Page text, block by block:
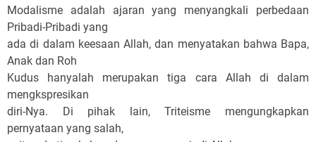
Modalisme adalah ajaran yang menyangkali perbedaan
Pribadi-Pribadi yang
ada di dalam keesaan Allah, dan menyatakan bahwa Bapa,
Anak dan Roh
Kudus hanyalah merupakan tiga cara Allah di dalam
mengkspresikan
diri-Nya. Di pihak lain, Triteisme mengungkapkan
pernyataan yang salah,